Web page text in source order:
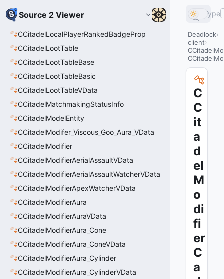
Source 2 Viewer
CCitadelLocalPlayerRankedBadgeProp
CCitadelLootTable
CCitadelLootTableBase
CCitadelLootTableBasic
CCitadelLootTableVData
CCitadelMatchmakingStatusInfo
CCitadelModelEntity
CCitadelModifer_Viscous_Goo_Aura_VData
CCitadelModifier
CCitadelModifierAerialAssaultVData
CCitadelModifierAerialAssaultWatcherVData
CCitadelModifierApexWatcherVData
CCitadelModifierAura
CCitadelModifierAuraVData
CCitadelModifierAura_Cone
CCitadelModifierAura_ConeVData
CCitadelModifierAura_Cylinder
CCitadelModifierAura_CylinderVData
Type
Deadlock
client
C
C
it
a
d
el
M
o
di
fi
er
C
a